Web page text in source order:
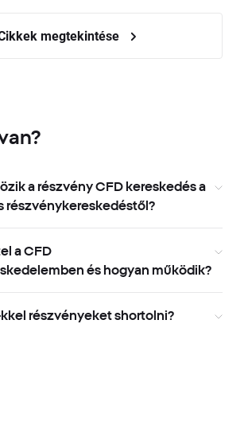
megtekintése
a részvény CFD kereskedés a
részvénykereskedéstől?
a CFD
és hogyan működik?
részvényeket shortolni?